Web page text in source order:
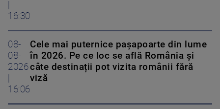
16:30
08-
08-
2026
16:06
Cele mai puternice pașapoarte din lume
în 2026. Pe ce loc se află România și
câte destinații pot vizita românii fără
viză